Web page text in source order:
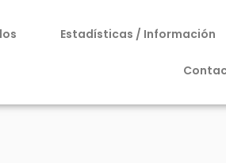
Estadísticas / Información